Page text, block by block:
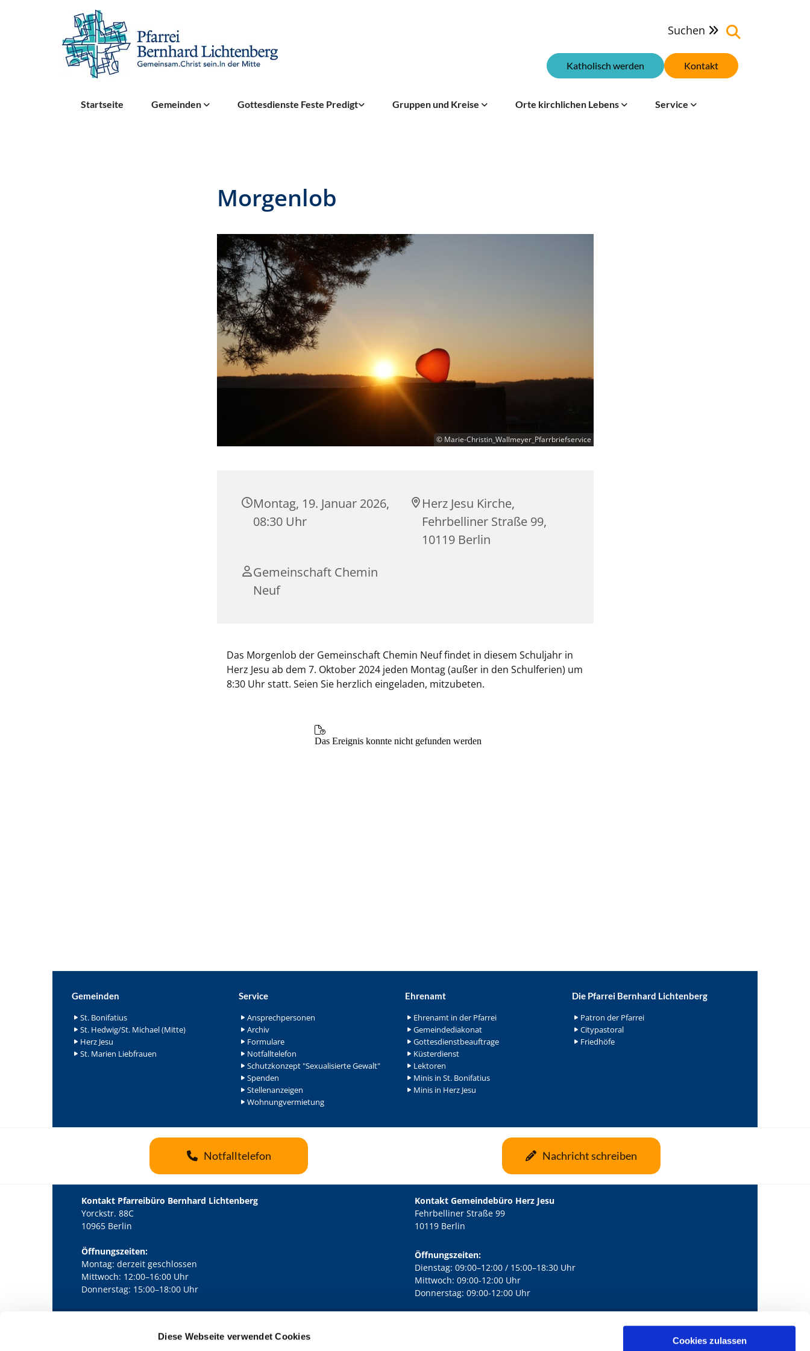
Diese Webseite verwendet Cookies
Cookies zulassen
Suchen 
Kontakt
Katholisch werden
Startseite Gemeinden Gottesdienste Feste Predigt Gruppen und Kreise Orte kirchlichen Lebens Service
Morgenlob
© Marie-Christin_Wallmeyer_Pfarrbriefservice
Montag, 19. Januar 2026,
08:30 Uhr
Herz Jesu Kirche,
Fehrbelliner Straße 99,
10119 Berlin
Gemeinschaft Chemin
Neuf
Das Morgenlob der Gemeinschaft Chemin Neuf findet in diesem Schuljahr in
Herz Jesu ab dem 7. Oktober 2024 jeden Montag (außer in den Schulferien) um
8:30 Uhr statt. Seien Sie herzlich eingeladen, mitzubeten.
Gemeinden
St. Bonifatius
St. Hedwig/St. Michael (Mitte)
Herz Jesu
St. Marien Liebfrauen
Service
Ansprechpersonen
Archiv
Formulare
Notfalltelefon
Schutzkonzept "Sexualisierte Gewalt"
Spenden
Stellenanzeigen
Wohnungvermietung
Ehrenamt
Ehrenamt in der Pfarrei
Gemeindediakonat
Gottesdienstbeauftrage
Küsterdienst
Lektoren
Minis in St. Bonifatius
Minis in Herz Jesu
Die Pfarrei Bernhard Lichtenberg
Patron der Pfarrei
Citypastoral
Friedhöfe
Notfalltelefon Nachricht schreiben
Kontakt Pfarreibüro Bernhard Lichtenberg
Yorckstr. 88C
10965 Berlin
Öffnungszeiten:
Montag: derzeit geschlossen
Mittwoch: 12:00–16:00 Uhr
Donnerstag: 15:00–18:00 Uhr
Kontakt Gemeindebüro Herz Jesu
Fehrbelliner Straße 99
10119 Berlin
Öffnungszeiten:
Dienstag: 09:00–12:00 / 15:00–18:30 Uhr
Mittwoch: 09:00-12:00 Uhr
Donnerstag: 09:00-12:00 Uhr
Kath. Kirchengemeinde Pfarrei Bernhard Lichtenberg Berlin-Mitte · Yorckstr. 88C, 10965 Berlin mail@bernhard-lichtenberg.berlin